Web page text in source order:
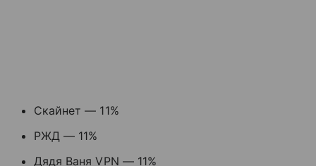
Скайнет — 11%
РЖД — 11%
Дядя Ваня VPN — 11%